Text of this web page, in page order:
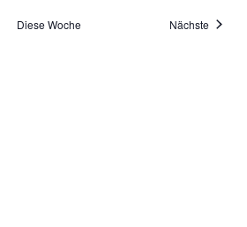
Diese Woche Nächste